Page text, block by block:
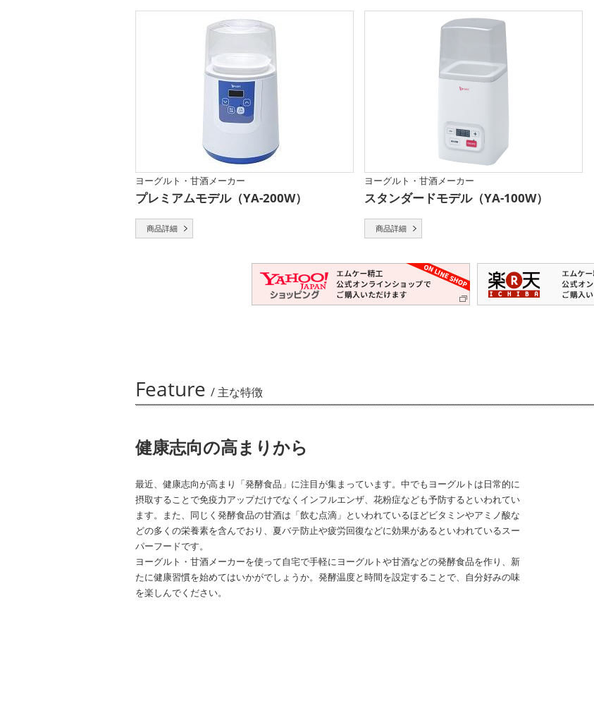
ヨーグルト・甘酒メーカー
プレミアムモデル（YA-200W）
商品詳細
ヨーグルト・甘酒メーカー
スタンダードモデル（YA-100W）
商品詳細
Feature / 主な特徴
健康志向の高まりから
最近、健康志向が高まり「発酵食品」に注目が集まっています。中でもヨーグルトは日常的に
摂取することで免疫力アップだけでなくインフルエンザ、花粉症なども予防するといわれてい
ます。また、同じく発酵食品の甘酒は「飲む点滴」といわれているほどビタミンやアミノ酸な
どの多くの栄養素を含んでおり、夏バテ防止や疲労回復などに効果があるといわれているスー
パーフードです。
ヨーグルト・甘酒メーカーを使って自宅で手軽にヨーグルトや甘酒などの発酵食品を作り、新
たに健康習慣を始めてはいかがでしょうか。発酵温度と時間を設定することで、自分好みの味
を楽しんでください。